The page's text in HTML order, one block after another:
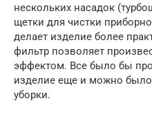
нескольких насадок
щетки для чистки
делает изделие более
фильтр позволяет
эффектом. Все было бы
изделие еще и можно
уборки.